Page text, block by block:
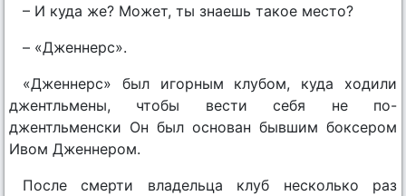
– И куда же? Может, ты знаешь такое место?
– «Дженнерс».
«Дженнерс» был игорным клубом, куда ходили
джентльмены, чтобы вести себя не по-
джентльменски Он был основан бывшим боксером
Ивом Дженнером.
После смерти владельца клуб несколько раз